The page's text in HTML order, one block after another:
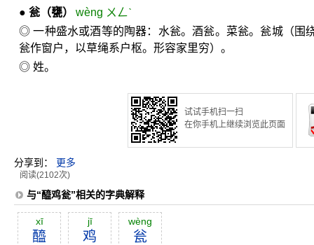
● 瓮 （甕）
wèng ㄨㄥˋ
◎ 一种盛水或酒等的陶器：水瓮。酒瓮。菜瓮。瓮城（围
瓮作窗户，以草绳系户枢。形容家里穷）。
◎ 姓。
试试手机扫一扫
在你手机上继续浏览此页面
分享到： 更多
阅读(2102次)
与“醯鸡瓮”相关的字典解释
xī
醯
jī
鸡
wèng
瓮